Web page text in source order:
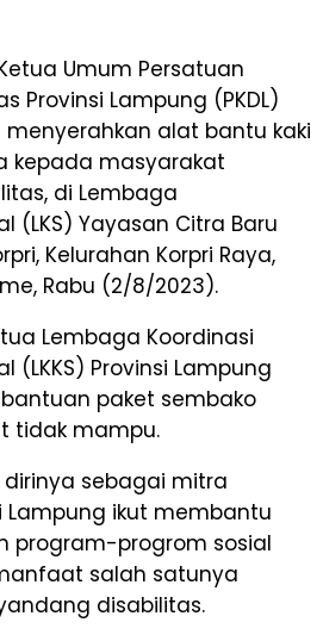
Umum Persatuan
Provinsi Lampung (PKDL)
menyerahkan alat bantu kaki
kepada masyarakat
di Lembaga
(LKS) Yayasan Citra Baru
Kelurahan Korpri Raya,
Rabu (2/8/2023).
Lembaga Koordinasi
(LKKS) Provinsi Lampung
paket sembako
tidak mampu.
sebagai mitra
Lampung ikut membantu
program-progrom sosial
salah satunya
disabilitas.